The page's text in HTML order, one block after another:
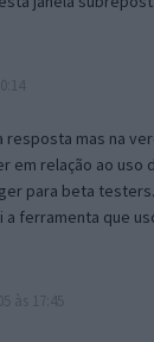
mas na
em relação ao
para beta
ferramenta que